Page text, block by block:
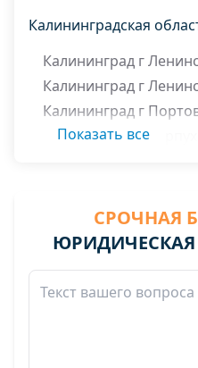
Калининградская
Калининград г
Калининград г
Калининград г
Калининград г
Показать все
СРОЧНАЯ